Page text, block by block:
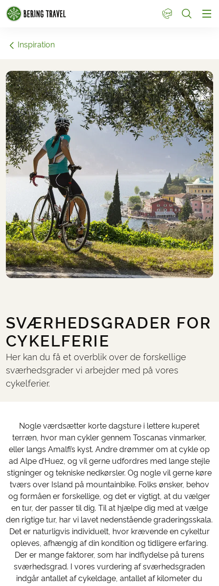
1
Inspiration
SVÆRHEDSGRADER FOR
CYKELFERIE
Her kan du få et overblik over de forskellige
sværhedsgrader vi arbejder med på vores
cykelferier.
Nogle værdsætter korte dagsture i lettere kuperet
terræn, hvor man cykler gennem Toscanas vinmarker,
eller langs Amalfi’s kyst. Andre drømmer om at cykle op
ad Alpe d’Huez, og vil gerne udfordres med lange stejle
stigninger og tekniske nedkørsler. Og nogle vil gerne køre
tværs over Island på mountainbike. Folks ønsker, behov
og formåen er forskellige, og det er vigtigt, at du vælger
en tur, der passer til dig. Til at hjælpe dig med at vælge
den rigtige tur, har vi lavet nedenstående graderingsskala.
Det er naturligvis individuelt, hvor krævende en cykeltur
opleves, afhængig af din kondition og tidligere erfaring.
Der er mange faktorer, som har indflydelse på turens
sværhedsgrad. I vores vurdering af sværhedsgraden
indgår antallet af cykeldage, antallet af kilometer du